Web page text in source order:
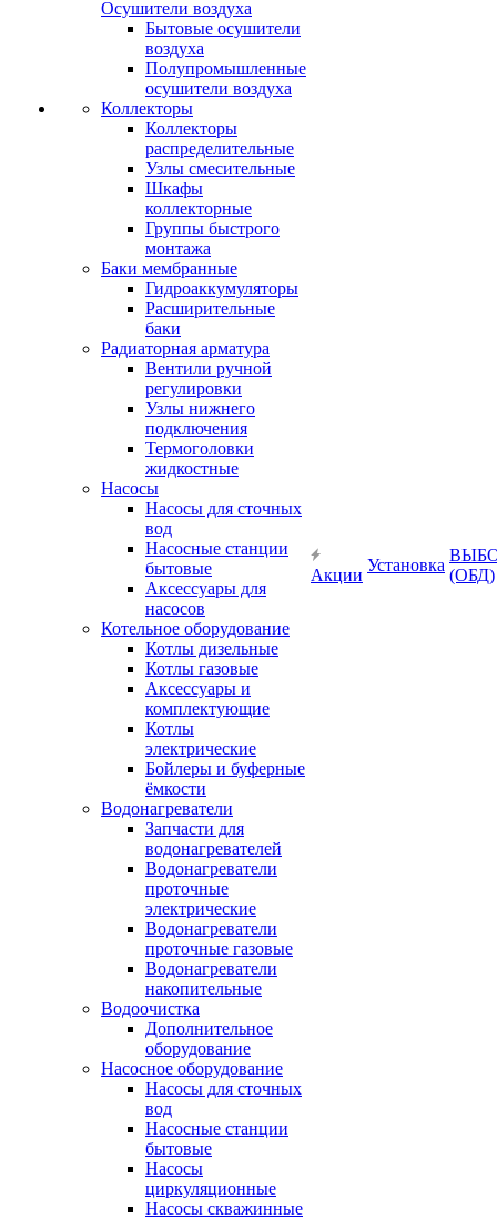
Осушители воздуха
Бытовые осушители
воздуха
Полупромышленные
осушители воздуха
Коллекторы
Коллекторы
распределительные
Узлы смесительные
Шкафы
коллекторные
Группы быстрого
монтажа
Баки мембранные
Гидроаккумуляторы
Расширительные
баки
Радиаторная арматура
Вентили ручной
регулировки
Узлы нижнего
подключения
Термоголовки
жидкостные
Насосы
Насосы для сточных
вод
Насосные станции
бытовые
Аксессуары для
насосов
Котельное оборудование
Котлы дизельные
Котлы газовые
Аксессуары и
комплектующие
Котлы
электрические
Бойлеры и буферные
ёмкости
Водонагреватели
Запчасти для
водонагревателей
Водонагреватели
проточные
электрические
Водонагреватели
проточные газовые
Водонагреватели
накопительные
Водоочистка
Дополнительное
оборудование
Насосное оборудование
Насосы для сточных
вод
Насосные станции
бытовые
Насосы
циркуляционные
Насосы скважинные
Акции
Установка
(ОБД)